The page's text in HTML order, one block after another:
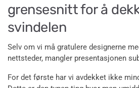
grensesnitt for å
svindelen
Selv om vi må gratulere designerne
nettsteder, mangler presentasjonen
For det første har vi avdekket ikke